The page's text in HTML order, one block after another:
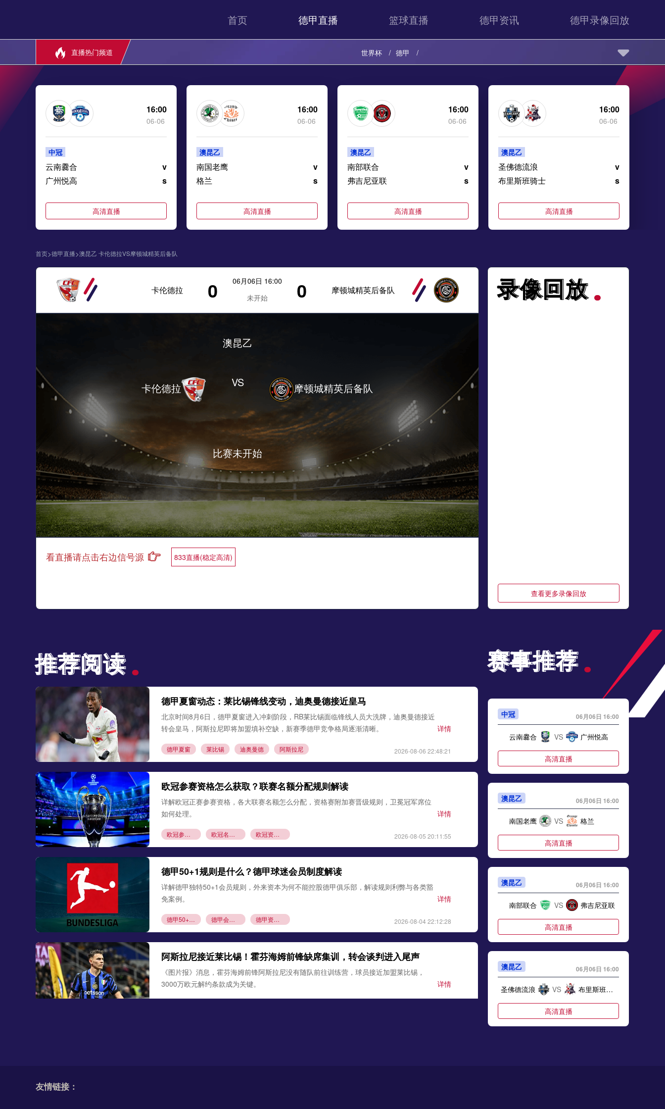
首页 德甲直播 篮球直播 德甲资讯 德甲录像回放
直播热门频道 世界杯 德甲
16:00
06-06
中冠
云南爨合
v
广州悦高
s
高清直播
16:00
06-06
澳昆乙
南国老鹰
v
格兰
s
高清直播
16:00
06-06
澳昆乙
南部联合
v
弗吉尼亚联
s
高清直播
16:00
06-06
澳昆乙
圣佛德流浪
v
布里斯班骑士
s
高清直播
首页>德甲直播>澳昆乙 卡伦德拉VS摩顿城精英后备队
卡伦德拉 0
06月06日 16:00
未开始
0 摩顿城精英后备队
卡伦德拉
澳昆乙
VS
比赛未开始
摩顿城精英后备队
看直播请点击右边信号源 833直播(稳定高清)
录像回放
录像回放
查看更多录像回放
推荐阅读
推荐阅读
德甲夏窗动态：莱比锡锋线变动，迪奥曼德接近皇马
北京时间8月6日，德甲夏窗进入冲刺阶段，RB莱比锡面临锋线人员大洗牌，迪奥曼德接近
转会皇马，阿斯拉尼即将加盟填补空缺，新赛季德甲竞争格局逐渐清晰。
详情
德甲夏窗 莱比锡 迪奥曼德 阿斯拉尼 2026-08-06 22:48:21
欧冠参赛资格怎么获取？联赛名额分配规则解读
详解欧冠正赛参赛资格，各大联赛名额怎么分配，资格赛附加赛晋级规则，卫冕冠军席位
如何处理。
详情
欧冠参赛资格 欧冠名额分配 欧冠资格赛规则 2026-08-05 20:11:55
德甲50+1规则是什么？德甲球迷会员制度解读
详解德甲独特50+1会员规则，外来资本为何不能控股德甲俱乐部，解读规则利弊与各类豁
免案例。
详情
德甲50+1规则 德甲会员制 德甲资本规则 2026-08-04 22:12:28
阿斯拉尼接近莱比锡！霍芬海姆前锋缺席集训，转会谈判进入尾声
《图片报》消息，霍芬海姆前锋阿斯拉尼没有随队前往训练营，球员接近加盟莱比锡，
3000万欧元解约条款成为关键。
详情
赛事推荐
赛事推荐
中冠 06月06日 16:00
云南爨合 VS 广州悦高
高清直播
澳昆乙 06月06日 16:00
南国老鹰 VS 格兰
高清直播
澳昆乙 06月06日 16:00
南部联合 VS 弗吉尼亚联
高清直播
澳昆乙 06月06日 16:00
圣佛德流浪 VS 布里斯班骑士
高清直播
友情链接：